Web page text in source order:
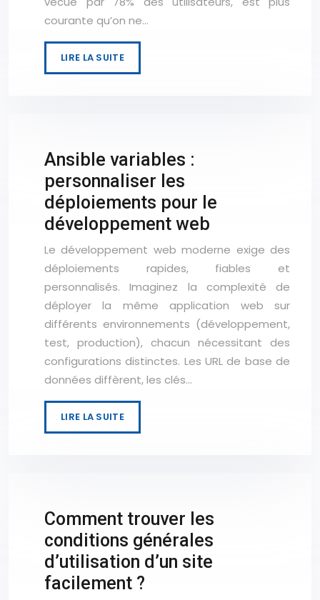
courante qu’on ne…
LIRE LA SUITE
Ansible variables :
personnaliser les
déploiements pour le
développement web
Le développement web moderne exige des
déploiements rapides, fiables et
personnalisés. Imaginez la complexité de
déployer la même application web sur
différents environnements (développement,
test, production), chacun nécessitant des
configurations distinctes. Les URL de base de
données diffèrent, les clés…
LIRE LA SUITE
Comment trouver les
conditions générales
d’utilisation d’un site
facilement ?